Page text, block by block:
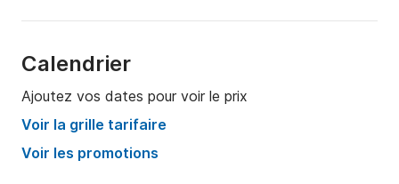
NON inclus dans le prix:
Ce semi-rigide vous attend dans Click&Boat! Nous
contacter!
Calendrier
Ajoutez vos dates pour voir le prix
Voir la grille tarifaire
Voir les promotions